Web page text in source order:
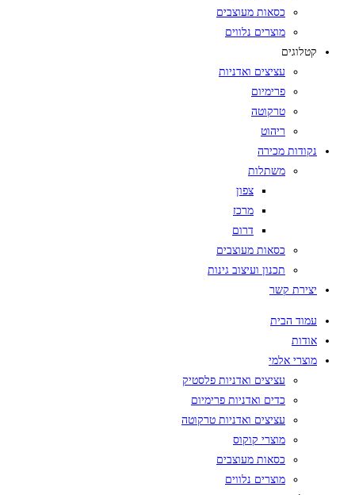
כסאות מעוצבים
מוצרים נלווים
קטלוגים
עציצים ואדניות
פרימיום
טרקוטה
ריהוט
נקודות מכירה
משתלות
צפון
מרכז
דרום
כסאות מעוצבים
תכנון ועיצוב גינות
יצירת קשר
עמוד הבית
אודות
מוצרי אלמי
עציצים ואדניות פלסטיק
כדים ואדניות פרימיום
עציצים ואדניות טרקוטה
מוצרי קוקוס
כסאות מעוצבים
מוצרים נלווים